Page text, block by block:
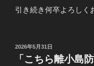
引き続き何卒よろしく
投
2026年5月31日
「こちら離小島